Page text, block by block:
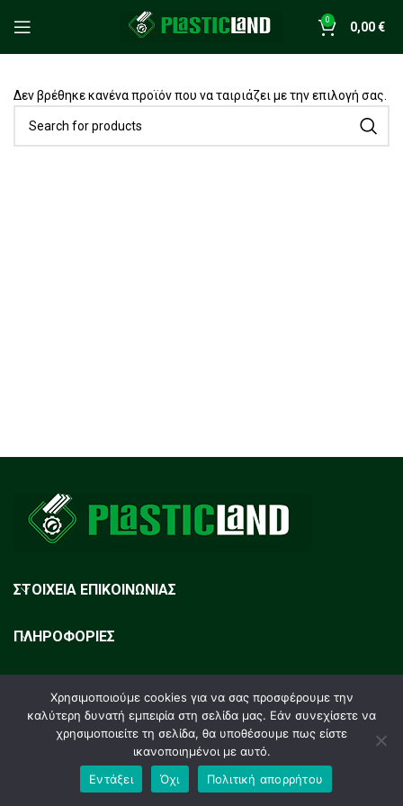
0 0,00€
Δεν βρέθηκε κανένα προϊόν που να ταιριάζει με την επιλογή σας.
ΣΤΟΙΧΕΙΑ ΕΠΙΚΟΙΝΩΝΙΑΣ
ΠΛΗΡΟΦΟΡΙΕΣ
2023. All rights reserved. Design by
Χρησιμοποιούμε cookies για να σας προσφέρουμε την
καλύτερη δυνατή εμπειρία στη σελίδα μας. Εάν συνεχίσετε να
χρησιμοποιείτε τη σελίδα, θα υποθέσουμε πως είστε
ικανοποιημένοι με αυτό.
Εντάξει
Όχι Πολιτική απορρήτου